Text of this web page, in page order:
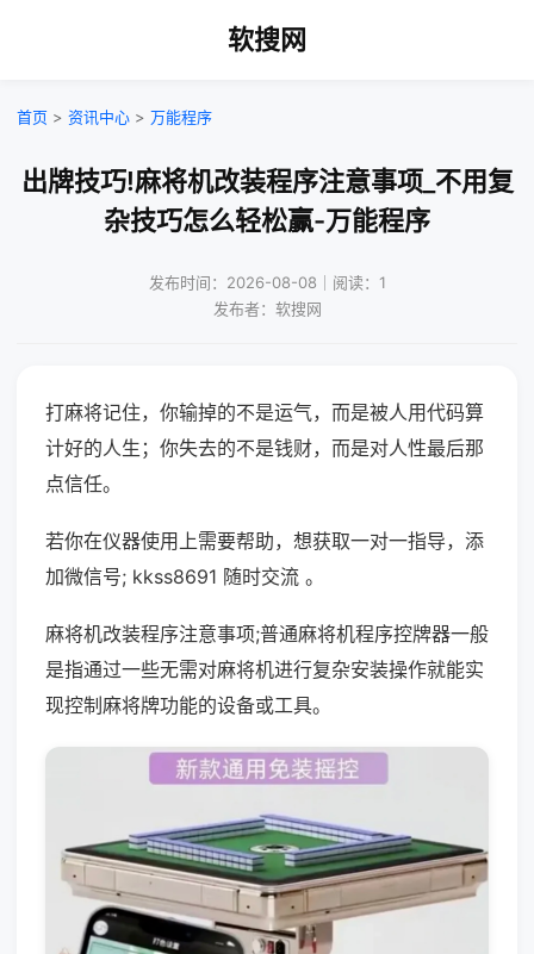
软搜网
首页 > 资讯中心 > 万能程序
出牌技巧!麻将机改装程序注意事项_不用复
杂技巧怎么轻松赢-万能程序
发布时间：2026-08-08｜阅读：1
发布者：软搜网
打麻将记住，你输掉的不是运气，而是被人用代码算
计好的人生；你失去的不是钱财，而是对人性最后那
点信任。
若你在仪器使用上需要帮助，想获取一对一指导，添
加微信号; kkss8691 随时交流 。
麻将机改装程序注意事项;普通麻将机程序控牌器一般
是指通过一些无需对麻将机进行复杂安装操作就能实
现控制麻将牌功能的设备或工具。